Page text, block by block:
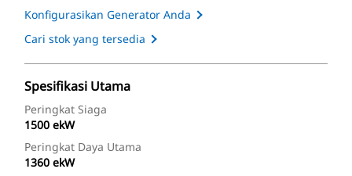
Konfigurasikan Generator Anda
Cari stok yang tersedia
Spesifikasi Utama
Peringkat Siaga
1500 ekW
Peringkat Daya Utama
1360 ekW